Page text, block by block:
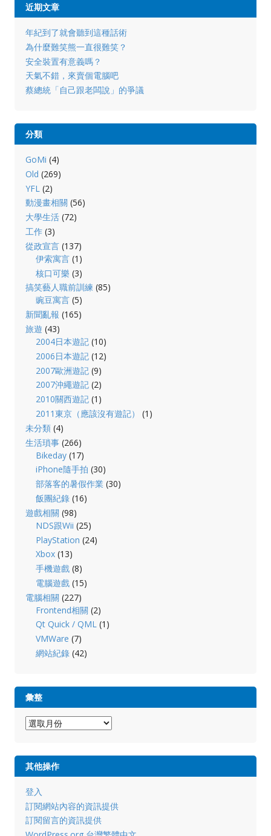
近期文章
年紀到了就會聽到這種話術
為什麼難笑熊一直很難笑？
安全裝置有意義嗎？
天氣不錯，來賣個電腦吧
蔡總統「自己跟老闆說」的爭議
分類
GoMi (4)
Old (269)
YFL (2)
動漫畫相關 (56)
大學生活(72)
工作(3)
從政宣言(137)
伊索寓言 (1)
核口可樂 (3)
搞笑藝人職前訓練 (85)
豌豆寓言 (5)
新聞亂報 (165)
旅遊 (43)
2004日本遊記 (10)
2006日本遊記 (12)
2007歐洲遊記 (9)
2007沖繩遊記 (2)
2010關西遊記 (1)
2011東京（應該沒有遊記）
(1)
未分類(4)
生活瑣事(266)
Bikeday (17)
iPhone隨手拍 (30)
部落客的暑假作業 (30)
飯團紀錄 (16)
遊戲相關 (98)
NDS跟Wii (25)
PlayStation (24)
Xbox (13)
手機遊戲 (8)
電腦遊戲 (15)
電腦相關 (227)
Frontend相關 (2)
Qt Quick / QML (1)
VMWare (7)
網站紀錄 (42)
彙整
其他操作
登入
訂閱網站內容的資訊提供
訂閱留言的資訊提供